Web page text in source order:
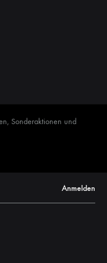
Sonderaktionen und